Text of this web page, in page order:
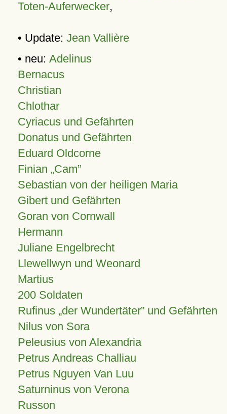
Toten-Auferwecker,
• Update: Jean Vallière
• neu: Adelinus
Bernacus
Christian
Chlothar
Cyriacus und Gefährten
Donatus und Gefährten
Eduard Oldcorne
Finian Cam
Sebastian von der heiligen Maria
Gibert und Gefährten
Goran von Cornwall
Hermann
Juliane Engelbrecht
Llewellwyn und Weonard
Martius
200 Soldaten
Rufinus „der Wundertäter” und Gefährten
Nilus von Sora
Peleusius von Alexandria
Petrus Andreas Challiau
Petrus Nguyen Van Luu
Saturninus von Verona
Russon